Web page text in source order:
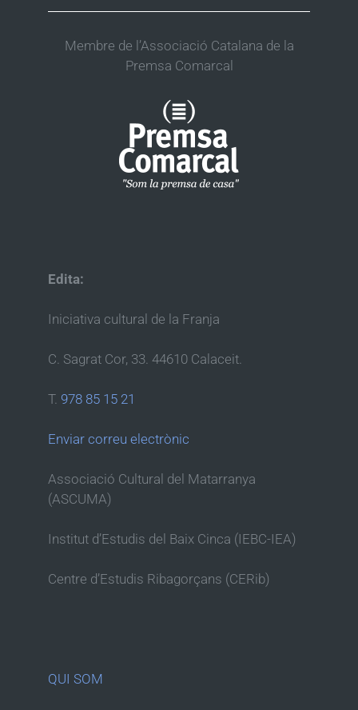
Membre de l’Associació Catalana de la
Premsa Comarcal
Edita:
Iniciativa cultural de la Franja
C. Sagrat Cor, 33. 44610 Calaceit.
T. 978 85 15 21
Enviar correu electrònic
Associació Cultural del Matarranya
(ASCUMA)
Institut d’Estudis del Baix Cinca (IEBC-IEA)
Centre d’Estudis Ribagorçans (CERib)
QUI SOM